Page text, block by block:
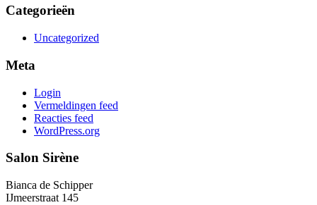
Categorieën
Uncategorized
Meta
Login
Vermeldingen feed
Reacties feed
WordPress.org
Salon Sirène
Bianca de Schipper
IJmeerstraat 145